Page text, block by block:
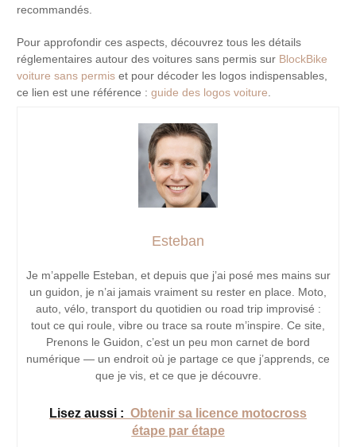
recommandés.
Pour approfondir ces aspects, découvrez tous les détails
réglementaires autour des voitures sans permis sur BlockBike
voiture sans permis et pour décoder les logos indispensables,
ce lien est une référence :guide des logos voiture.
Esteban
Je m’appelle Esteban, et depuis que j’ai posé mes mains sur
un guidon, je n’ai jamais vraiment su rester en place. Moto,
auto, vélo, transport du quotidien ou road trip improvisé :
tout ce qui roule, vibre ou trace sa route m’inspire. Ce site,
Prenons le Guidon, c’est un peu mon carnet de bord
numérique — un endroit où je partage ce que j’apprends, ce
que je vis, et ce que je découvre.
Lisez aussi : Obtenir sa licence motocross
étape par étape